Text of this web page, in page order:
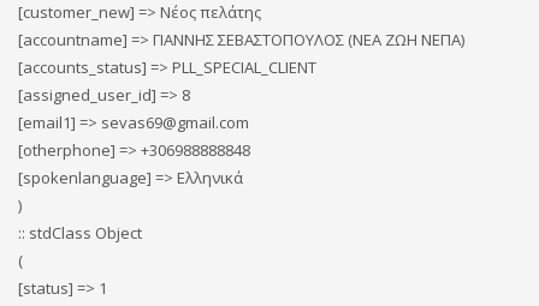
[customer_new] => Νέος πελάτης
[accountname] => ΓΙΑΝΝΗΣ ΣΕΒΑΣΤΟΠΟΥΛΟΣ (ΝΕΑ ΖΩΗ ΝΕΠΑ)
[accounts_status] => PLL_SPECIAL_CLIENT
[assigned_user_id] => 8
[email1] => sevas69@gmail.com
[otherphone] => +306988888848
[spokenlanguage] => Ελληνικά
)
:: stdClass Object
(
[status] => 1